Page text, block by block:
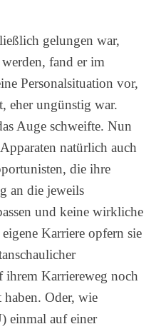
gelungen war,
fand er im
Personalsituation vor,
eher ungünstig war.
Auge schweifte. Nun
natürlich auch
die ihre
an die jeweils
und keine wirkliche
Karriere opfern sie
ihrem Karriereweg noch
Oder, wie
einmal auf einer